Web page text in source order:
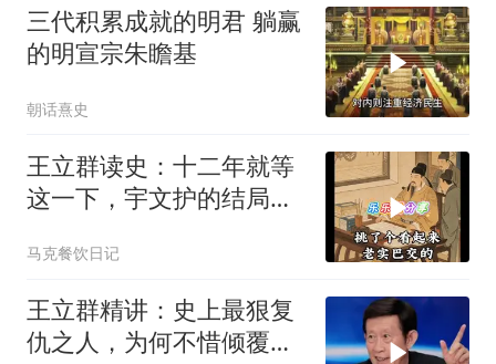
三代积累成就的明君 躺赢
的明宣宗朱瞻基
朝话熹史
王立群读史：十二年就等
这一下，宇文护的结局你
马克餐饮日记
王立群精讲：史上最狠复
仇之人，为何不惜倾覆一